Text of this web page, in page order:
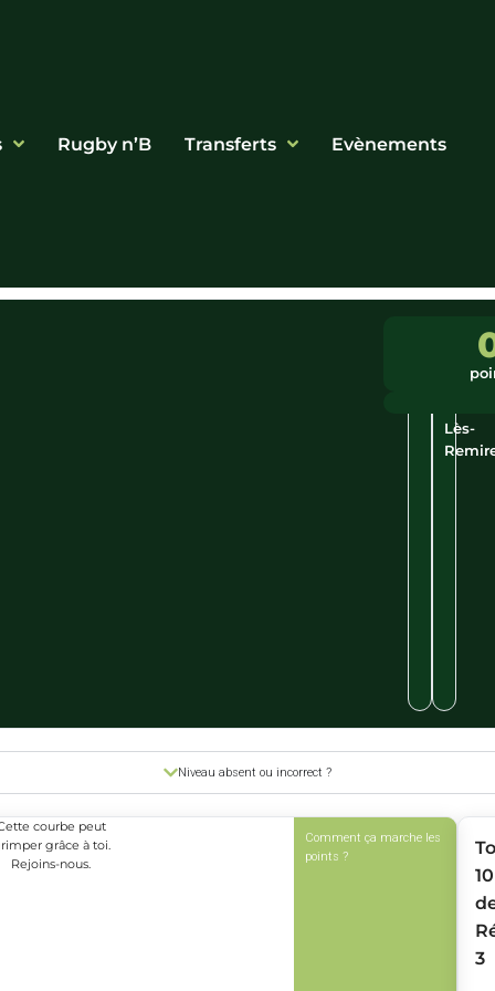
Rugby n’B Transferts Evènements
Saint-
Lès-
Niveau absent ou incorrect ?
courbe peut
grâce à toi.
Rejoins-nous.
Comment ça marche les
points ?
10
3